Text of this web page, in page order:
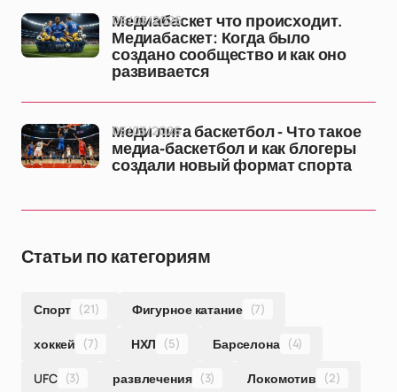
Медиабаскет что происходит.
Медиабаскет: Когда было
создано сообщество и как оно
развивается
06/03/2026
Меди лига баскетбол - Что такое
медиа-баскетбол и как блогеры
создали новый формат спорта
05/03/2026
Статьи по категориям
Спорт (21) Фигурное катание (7)
хоккей (7) НХЛ (5) Барселона (4)
UFC (3) развлечения (3) Локомотив (2)